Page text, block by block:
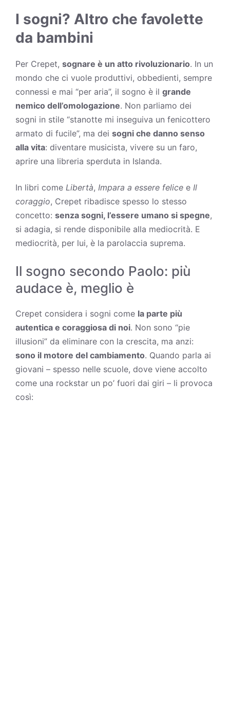
I sogni? Altro che favolette
da bambini
Per Crepet, sognare è un atto rivoluzionario. In un
mondo che ci vuole produttivi, obbedienti, sempre
connessi e mai “per aria”, il sogno è il grande
nemico dell’omologazione. Non parliamo dei
sogni in stile “stanotte mi inseguiva un fenicottero
armato di fucile”, ma dei sogni che danno senso
alla vita: diventare musicista, vivere su un faro,
aprire una libreria sperduta in Islanda.
In libri come Libertà, Impara a essere felice e Il
coraggio, Crepet ribadisce spesso lo stesso
concetto: senza sogni, l’essere umano si spegne,
si adagia, si rende disponibile alla mediocrità. E
mediocrità, per lui, è la parolaccia suprema.
Il sogno secondo Paolo: più
audace è, meglio è
Crepet considera i sogni come la parte più
autentica e coraggiosa di noi. Non sono “pie
illusioni” da eliminare con la crescita, ma anzi:
sono il motore del cambiamento. Quando parla ai
giovani – spesso nelle scuole, dove viene accolto
come una rockstar un po’ fuori dai giri – li provoca
così: